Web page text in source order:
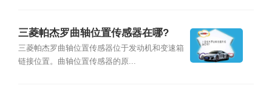
三菱帕杰罗曲轴位置传感器在哪?
三菱帕杰罗曲轴位置传感器位于发动机和变速箱
链接位置。曲轴位置传感器的原...